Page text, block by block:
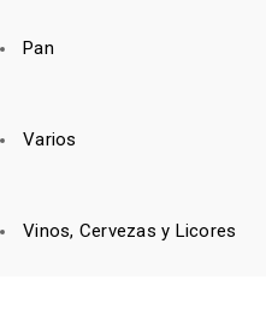
Pan
Varios
Vinos, Cervezas y Licores